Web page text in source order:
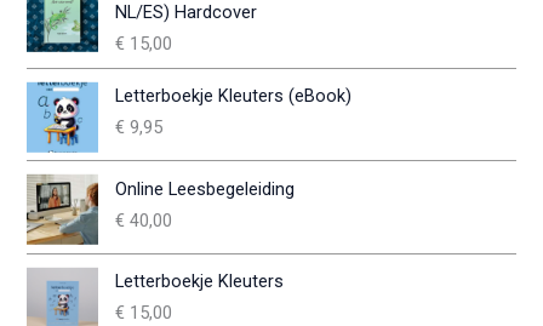
NL/ES) Hardcover
€ 15,00
Letterboekje Kleuters (eBook)
€ 9,95
Online Leesbegeleiding
€ 40,00
Letterboekje Kleuters
€ 15,00